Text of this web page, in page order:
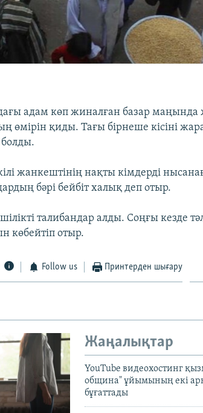
адам көп жиналған базар маңында
өмірін қиды. Тағы бірнеше кісіні
жанкештінің нақты кімдерді
бәрі бейбіт халық деп отыр.
талибандар алды. Соңғы кезде
көбейтіп отыр.
Follow us Принтерден шығару
Жаңалықтар
YouTube видеохостинг
община" ұйымының екі
бұғаттады